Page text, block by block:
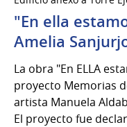
al
27
de
del
2026
"En ella
Amelia
La obra "En ELLA
proyecto Memorias
artista Manuela
El proyecto fue